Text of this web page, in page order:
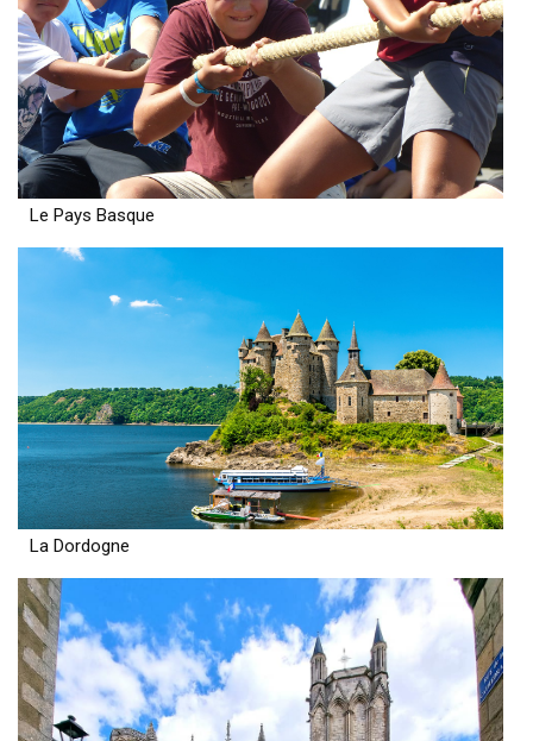
Le Pays Basque
La Dordogne